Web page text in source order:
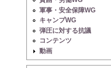
軍事・安全保障WG
キャンプWG
弾圧に対する抗議
コンテンツ
動画